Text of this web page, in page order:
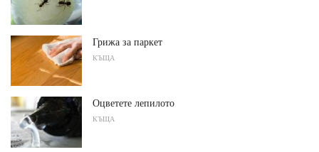
Грижа за паркет
КЪЩА
Оцветете лепилото
КЪЩА